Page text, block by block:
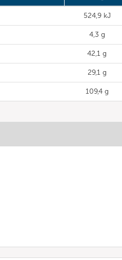
524,9 kJ
4,3 g
42,1 g
29,1 g
109,4 g